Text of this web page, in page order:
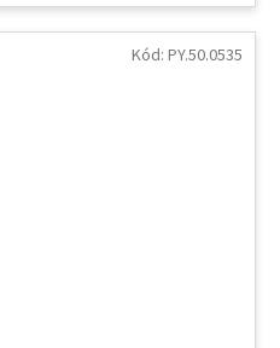
Kód: PY.50.0535